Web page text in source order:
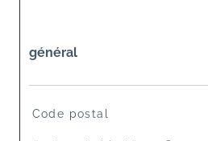
général
TRAD_SIROCCO_Caracteristique
Code postal